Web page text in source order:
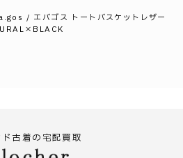
/ エバゴス トートバスケットレザー
古着の宅配買取